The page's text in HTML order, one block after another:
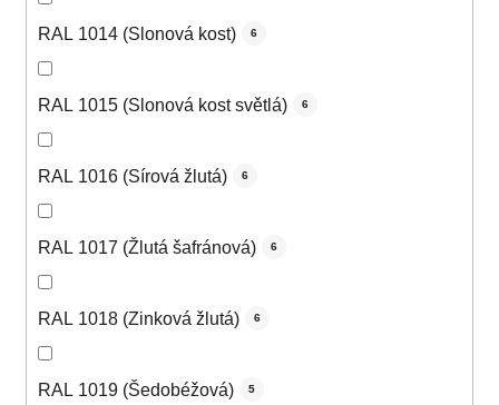
RAL 1014 (Slonová kost) 6
RAL 1015 (Slonová kost světlá) 6
RAL 1016 (Sírová žlutá) 6
RAL 1017 (Žlutá šafránová) 6
RAL 1018 (Zinková žlutá) 6
RAL 1019 (Šedobéžová) 5